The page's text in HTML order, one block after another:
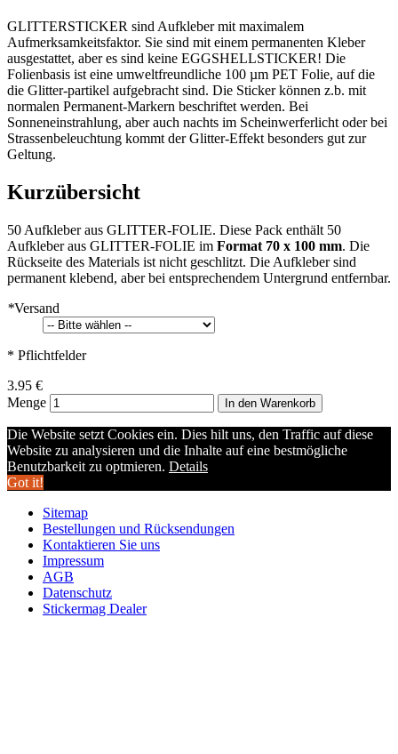
GLITTERSTICKER sind Aufkleber mit maximalem
Aufmerksamkeitsfaktor. Sie sind mit einem permanenten Kleber
ausgestattet, aber es sind keine EGGSHELLSTICKER! Die
Folienbasis ist eine umweltfreundliche 100 µm PET Folie, auf die
die Glitter-partikel aufgebracht sind. Die Sticker können z.b. mit
normalen Permanent-Markern beschriftet werden. Bei
Sonneneinstrahlung, aber auch nachts im Scheinwerferlicht oder bei
Strassenbeleuchtung kommt der Glitter-Effekt besonders gut zur
Geltung.
Kurzübersicht
50 Aufkleber aus GLITTER-FOLIE. Diese Pack enthält 50
Aufkleber aus GLITTER-FOLIE im Format 70 x 100 mm. Die
Rückseite des Materials ist nicht geschlitzt. Die Aufkleber sind
permanent klebend, aber bei entsprechendem Untergrund entfernbar.
*Versand
* Pflichtfelder
3.95 €
Menge
In den Warenkorb
Die Website setzt Cookies ein. Dies hilt uns, den Traffic auf diese
Website zu analysieren und die Inhalte auf eine bestmögliche
Benutzbarkeit zu optmieren. Details
Got it!
Sitemap
Bestellungen und Rücksendungen
Kontaktieren Sie uns
Impressum
AGB
Datenschutz
Stickermag Dealer